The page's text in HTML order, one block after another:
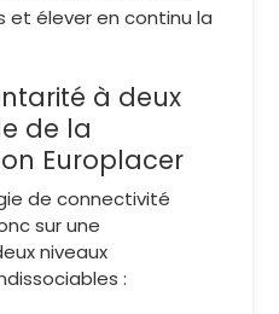
et élever en continu la
à deux
de la
Europlacer
de connectivité
sur une
niveaux
: